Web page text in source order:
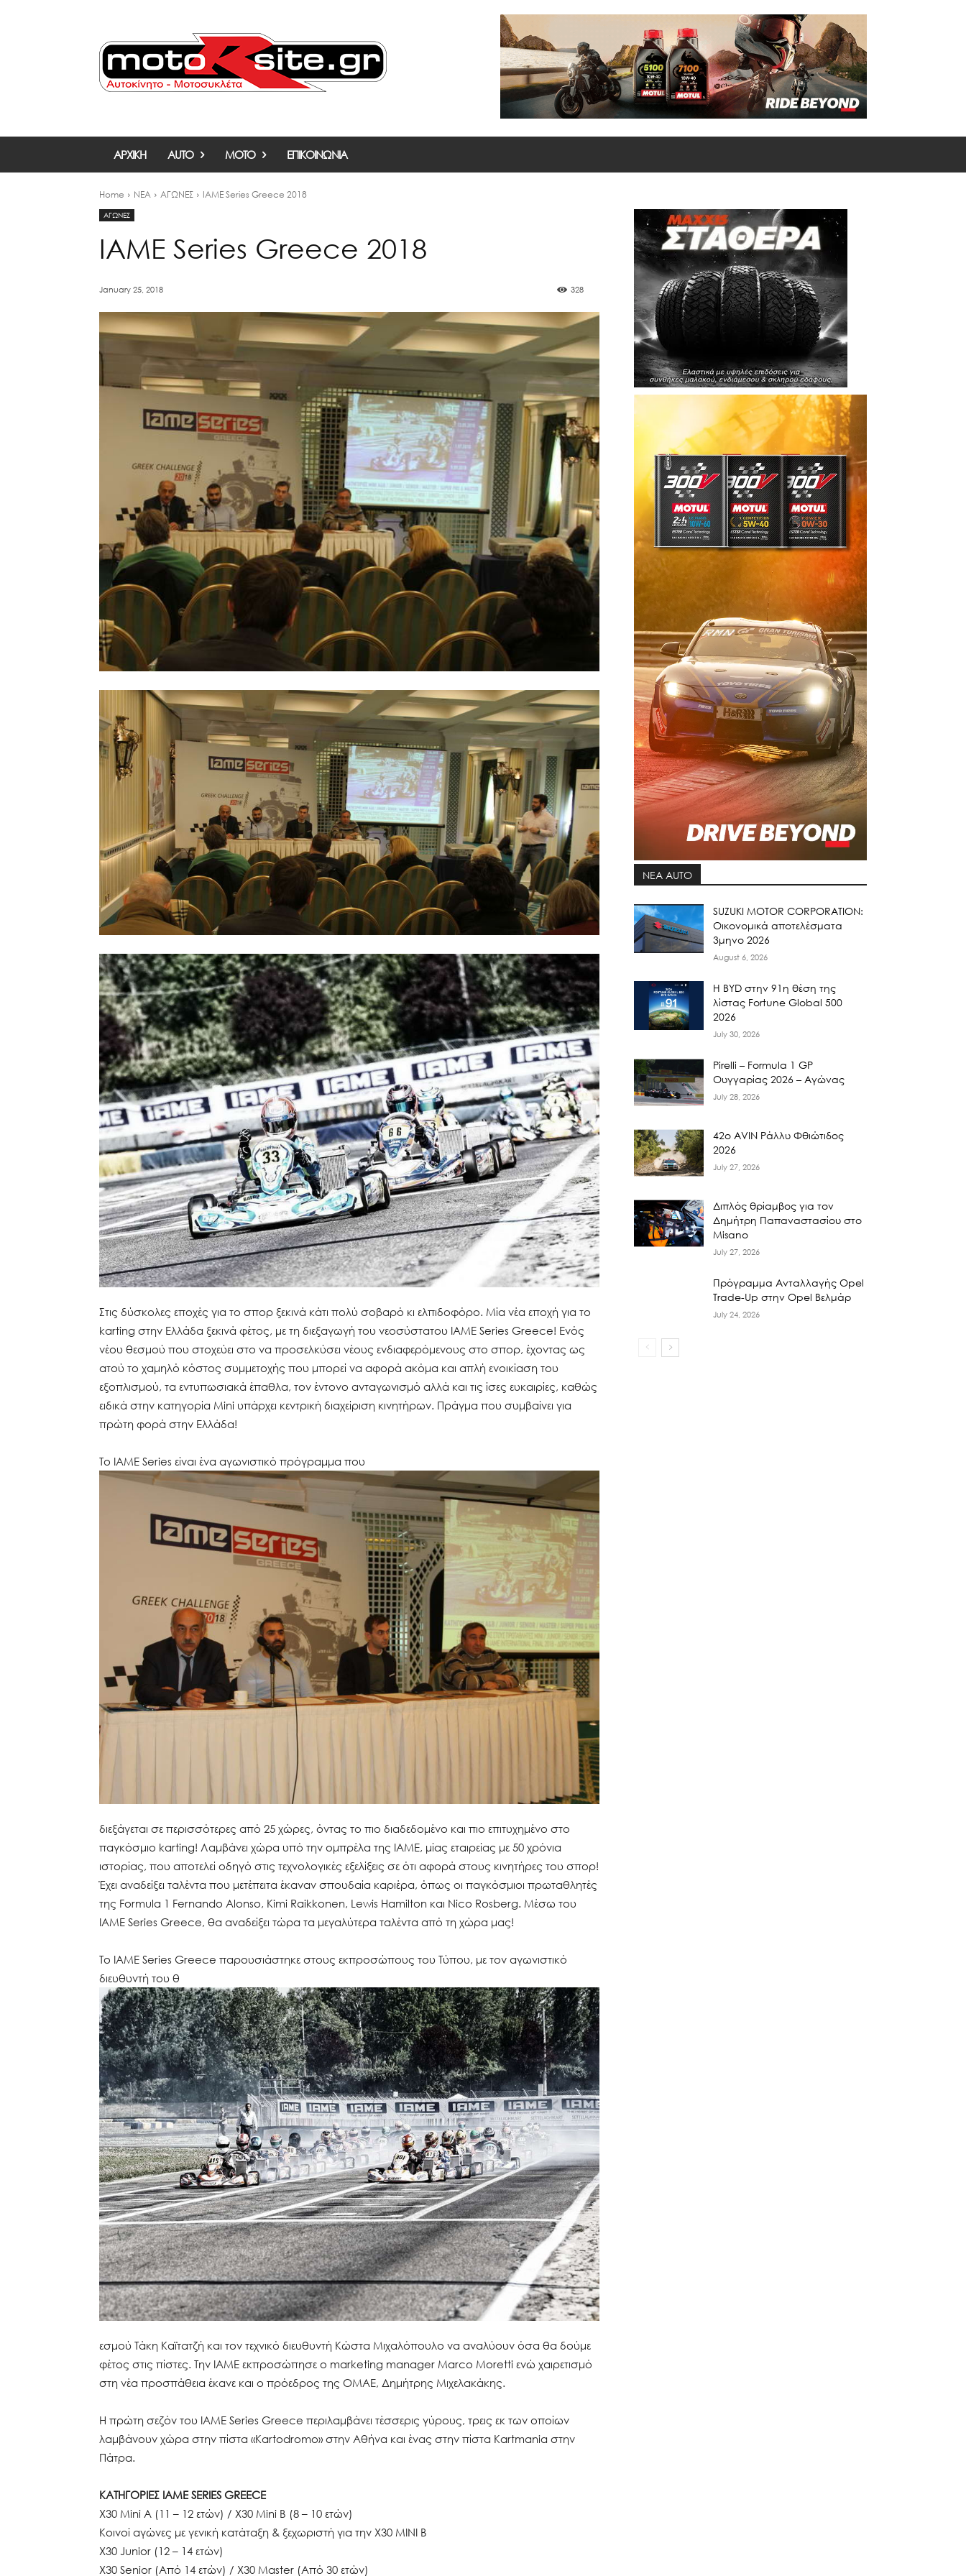
ΑΡΧΙΚΗ AUTO MOTO ΕΠΙΚΟΙΝΩΝΙΑ
Home ΝΕΑ ΑΓΩΝΕΣ IAME Series Greece 2018
ΑΓΩΝΕΣ
IAME Series Greece 2018
January 25, 2018 328
Στις δύσκολες εποχές για το σπορ ξεκινά κάτι πολύ σοβαρό κι ελπιδοφόρο. Μία νέα εποχή για το
karting στην Ελλάδα ξεκινά φέτος, με τη διεξαγωγή του νεοσύστατου IAME Series Greece! Ενός
νέου θεσμού που στοχεύει στο να προσελκύσει νέους ενδιαφερόμενους στο σπορ, έχοντας ως
ατού το χαμηλό κόστος συμμετοχής που μπορεί να αφορά ακόμα και απλή ενοικίαση του
εξοπλισμού, τα εντυπωσιακά έπαθλα, τον έντονο ανταγωνισμό αλλά και τις ίσες ευκαιρίες, καθώς
ειδικά στην κατηγορία Mini υπάρχει κεντρική διαχείριση κινητήρων. Πράγμα που συμβαίνει για
πρώτη φορά στην Ελλάδα!
Το IAME Series είναι ένα αγωνιστικό πρόγραμμα που
διεξάγεται σε περισσότερες από 25 χώρες, όντας το πιο διαδεδομένο και πιο επιτυχημένο στο
παγκόσμιο karting! Λαμβάνει χώρα υπό την ομπρέλα της IAME, μίας εταιρείας με 50 χρόνια
ιστορίας, που αποτελεί οδηγό στις τεχνολογικές εξελίξεις σε ότι αφορά στους κινητήρες του σπορ!
Έχει αναδείξει ταλέντα που μετέπειτα έκαναν σπουδαία καριέρα, όπως οι παγκόσμιοι πρωταθλητές
της Formula 1 Fernando Alonso, Kimi Raikkonen, Lewis Hamilton και Nico Rosberg. Μέσω του
IAME Series Greece, θα αναδείξει τώρα τα μεγαλύτερα ταλέντα από τη χώρα μας!
Το IAME Series Greece παρουσιάστηκε στους εκπροσώπους του Τύπου, με τον αγωνιστικό
διευθυντή του θ
εσμού Τάκη Καϊτατζή και τον τεχνικό διευθυντή Κώστα Μιχαλόπουλο να αναλύουν όσα θα δούμε
φέτος στις πίστες. Την IAME εκπροσώπησε ο marketing manager Marco Moretti ενώ χαιρετισμό
στη νέα προσπάθεια έκανε και ο πρόεδρος της ΟΜΑΕ, Δημήτρης Μιχελακάκης.
Η πρώτη σεζόν του IAME Series Greece περιλαμβάνει τέσσερις γύρους, τρεις εκ των οποίων
λαμβάνουν χώρα στην πίστα «Kartodromo» στην Αθήνα και ένας στην πίστα Kartmania στην
Πάτρα.
ΚΑΤΗΓΟΡΙΕΣ IAME SERIES GREECE
X30 Mini A (11 – 12 ετών) / X30 Mini B (8 – 10 ετών)
Κοινοί αγώνες με γενική κατάταξη & ξεχωριστή για την X30 MINI B
X30 Junior (12 – 14 ετών)
X30 Senior (Από 14 ετών) / X30 Master (Από 30 ετών)
ΝΕΑ AUTO
SUZUKI MOTOR CORPORATION:
Οικονομικά αποτελέσματα
3μηνο 2026
August 6, 2026
Η BYD στην 91η θέση της
λίστας Fortune Global 500
2026
July 30, 2026
Pirelli – Formula 1 GP
Ουγγαρίας 2026 – Αγώνας
July 28, 2026
42ο AVIN Ράλλυ Φθιώτιδος
2026
July 27, 2026
Διπλός θρίαμβος για τον
Δημήτρη Παπαναστασίου στο
Misano
July 27, 2026
Πρόγραμμα Ανταλλαγής Opel
Trade-Up στην Opel Βελμάρ
July 24, 2026